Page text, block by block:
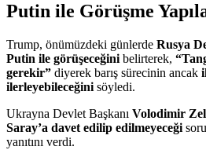
Putin ile Görüşme
Trump, önümüzdeki günlerde Rusya
Putin ile görüşeceğini belirterek,
gerekir” diyerek barış sürecinin ancak
ilerleyebileceğini söyledi.
Ukrayna Devlet Başkanı Volodimir
Saray’a davet edilip edilmeyeceği
yanıtını verdi.